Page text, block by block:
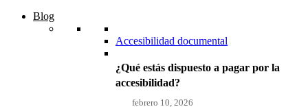
Blog
Accesibilidad documental
¿Qué estás dispuesto a pagar por la
accesibilidad?
febrero 10, 2026